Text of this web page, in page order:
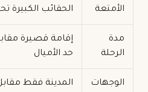
الأمتعة الحقائب الكبيرة
مدة
الرحلة
إقامة قصيرة
حد الأميال
الوجهات
المدينة فقط